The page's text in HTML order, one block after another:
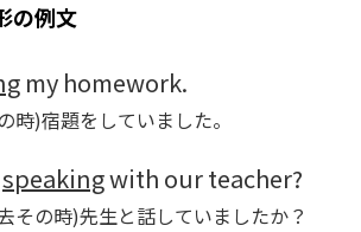
の例文
my homework.
時)宿題をしていました。
speakingwith our teacher?
その時)先生と話していましたか？